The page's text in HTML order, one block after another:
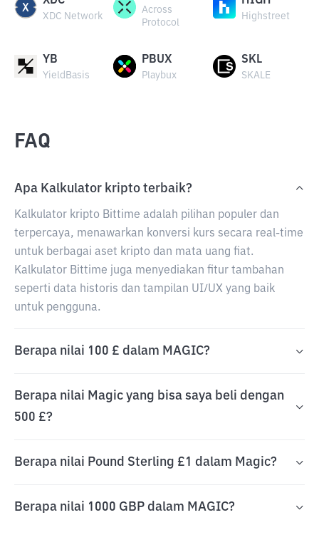
XDC Network
Across
Protocol
Highstreet
YB
YieldBasis
PBUX
Playbux
SKL
SKALE
FAQ
Apa Kalkulator kripto terbaik?
Kalkulator kripto Bittime adalah pilihan populer dan
terpercaya, menawarkan konversi kurs secara real-time
untuk berbagai aset kripto dan mata uang fiat.
Kalkulator Bittime juga menyediakan fitur tambahan
seperti data historis dan tampilan UI/UX yang baik
untuk pengguna.
Berapa nilai 100 £ dalam MAGIC?
Berapa nilai Magic yang bisa saya beli dengan
500 £?
Berapa nilai Pound Sterling £1 dalam Magic?
Berapa nilai 1000 GBP dalam MAGIC?